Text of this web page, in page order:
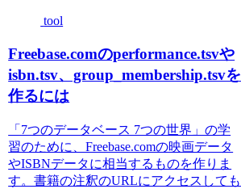
tool
Freebase.comのperformance.tsvや
isbn.tsv、group_membership.tsvを
作るには
「7つのデータベース 7つの世界」の学
習のために、Freebase.comの映画データ
やISBNデータに相当するものを作りま
す。書籍の注釈のURLにアクセスしても